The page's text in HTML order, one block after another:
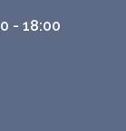
- 18:00